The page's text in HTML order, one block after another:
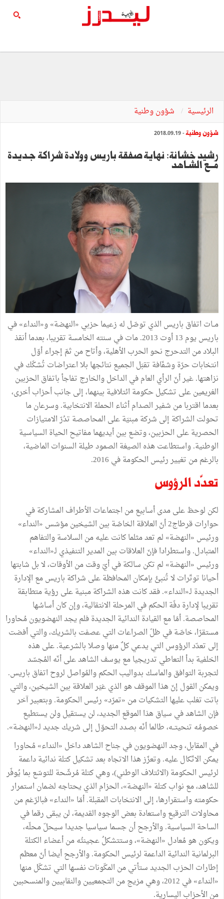
الرئيسية شؤون وطنية
شؤون وطنية- 2018.09.19
رشيد خشانة: نهاية صفقة باريس وولادة شراكة جـديدة
مـــع الشـاهد
مــات اتفاق باريس الذي توصّل له زعيما حزبي «النهضة» و«النداء» في
باريس يوم 13 أوت 2013. مات في سنته الخامسة تقريبا، بعدما أنقذ
البلاد من التدحرج نحو الحرب الأهلية، وأتاح من ثمّ إجراء أوّل
انتخابات حرّة وشفّافة تقبَل الجميع نتائجها بلا اعتراضات تُشكّك في
نزاهتها. غير أنّ الرأي العام في الداخل والخارج تفاجأ باتفاق الحزبين
الغريمين على تشكيل حكومة ائتلافية بينهما، إلى جانب أحزاب أخرى،
بعدما اقتربا من شفير الصدام أثناء الحملة الانتخابية. وسرعان ما
تحولت الشراكة إلى شركة مبنيَة على المحاصصة تدُرّ الامتيازات
الحصرية على الحزبين، وتضع بين أيديهما مفاتيح الحياة السياسية
الوطنية. واستطاعت هذه الصيغة الصمود طيلة السنوات الماضية،
بالرغم من تغيير رئيس الحكومة في 2016.
تعدّد الرؤوس
لكن لوحظ على مدى أسابيع من اجتماعات الأطراف المشاركة في
حوارات قرطاج2 أنّ العلاقة الخاصّة بين الشيخين مؤسّس «النداء»
ورئيس «النهضة» لم تعد مثلما كانت عليه من السلاسة والتفاهم
المتبادل. واستطرادا فإنّ العلاقات بين المدير التنفيذي لـ«النداء»
ورئيس «النهضة» لم تكن سالكة في أيّ وقت من الأوقات، لا بل شابتها
أحيانا توتّرات لا تُنبئُ بإمكان المحافظة على شراكة باريس مع الإدارة
الجديدة لـ«النداء». فقد كانت هذه الشراكة مبنية على رؤية متطابقة
تقريبا لإدارة دفّة الحكم في المرحلة الانتقالية، وإن كان أساسُها
المحاصصة. أمّا مع القيادة الندائية الجديدة فلم يجد النهضويون مُحاورا
مستقرّا، خاصّة في ظلّ الصراعات التي عصفت بالشريك، والتي أفضت
إلى تعدّد الرؤوس التي يدعي كلٌ منها وصلا بالشرعية. على هذه
الخلفية بدأ التعاطي تدريجيا مع يوسف الشاهد على أنّه المُجسّد
لتجربة التوافق والماسك بدواليب الحكم والمُواصل لروح اتفاق باريس.
ويمكن القول إنّ هذا الموقف هو الذي غيَر العلاقة بين الشيخين، والتي
باتت تغلب عليها التشكيات من «تمرّد» رئيس الحكومة. وبتعبير آخر
فإن الشاهد في سياق هذا الموقع الجديد، لن يستقيل ولن يستطيع
خصومُه تنحيتــه، طالما أنّه بصدد التحوّل إلى شريك جديد لـ«النهضة».
في المقابل، وجد النهضويون في جناح الشاهد داخل «النداء» مُحاورا
يمكن الاتّكال عليه. وتعزّز هذا الاتجاه بعد تشكيل كتلة ندائية داعمة
لرئيس الحكومة (الائتلاف الوطني)، وهي كتلة مُرشّحة للتوسّع بما يُوفّر
للشاهد، مع نواب كتلة «النهضة»، الحزام الذي يحتاجه لضمان استمرار
حكومته واستقرارها، إلى الانتخابات المقبلة. أمّا «النداء» فبالرّغم من
محاولات الترقيع واستعادة بعض الوجوه القديمة، لن يبقى رقما في
الساحة السياسية. والأرجح أن جسما سياسيا جديدا سيحلّ محلّه،
ويكون هو مُعادل «النهضة»، وستتشكلُ عجينتُه من أعضاء الكتلة
البرلمانية الندائية الداعمة لرئيس الحكومة. والأرجح أيضا أنّ معظم
إطارات الحزب الجديد ستأتي من المكّونات نفسها التي تشكّل منها
«النداء» في 2012، وهي مزيج من التجمعيين والنقابيين والمنسحبين
من الأحزاب اليسارية.